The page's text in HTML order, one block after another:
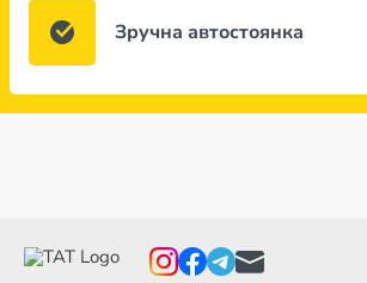
Зручна автостоянка